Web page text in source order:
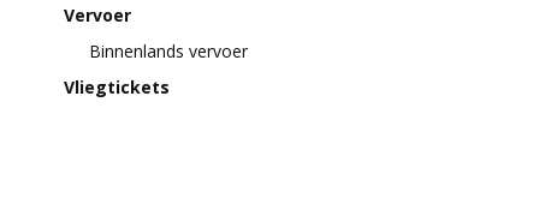
Vervoer
Binnenlands vervoer
Vliegtickets